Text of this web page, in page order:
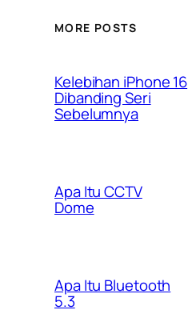
MORE POSTS
Kelebihan iPhone 16
Dibanding Seri
Sebelumnya
Apa Itu CCTV
Dome
Apa Itu Bluetooth
5.3